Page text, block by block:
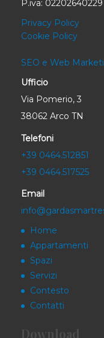
P.iva: 02202640229
Privacy Policy
Cookie Policy
SEO e Web
Ufficio
Via Pomerio, 3
38062 Arco TN
Telefoni
+39 0464.512851
+39 0464.517525
Email
Home
Appartamenti
Spazi
Servizi
Contesto
Contatti
Download